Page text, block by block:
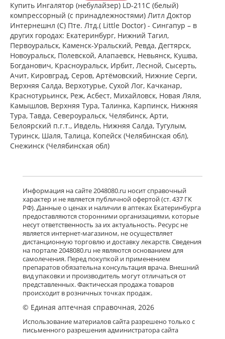
Купить Ингалятор (небулайзер) LD-211C (белый)
компрессорный (с принадлежностями) Литл Доктор
Интернешнл (С) Пте. Лтд.( Little Doctor) - Сингапур – в
других городах: Екатеринбург, Нижний Тагил,
Первоуральск, Каменск-Уральский, Ревда, Дегтярск,
Новоуральск, Полевской, Алапаевск, Невьянск, Кушва,
Богданович, Красноуральск, Ирбит, Лесной, Сысерть,
Ачит, Кировград, Серов, Артёмовский, Нижние Cерги,
Верхняя Салда, Верхотурье, Сухой Лог, Качканар,
Краснотурьинск, Реж, Асбест, Михайловск, Новая Ляля,
Камышлов, Верхняя Тура, Талинка, Карпинск, Нижняя
Тура, Тавда, Североуральск, Челябинск, Арти,
Белоярский п.г.т., Ивдель, Нижняя Салда, Тугулым,
Туринск, Шаля, Талица, Копейск (Челябинская обл),
Снежинск (Челябинская обл)
Информация на сайте 2048080.ru носит справочный
характер и не является публичной офертой (ст. 437 ГК
РФ). Данные о ценах и наличии в аптеках Екатеринбурга
предоставляются сторонними организациями, которые
несут ответственность за их актуальность. Ресурс не
является интернет-магазином, не осуществляет
дистанционную торговлю и доставку лекарств. Сведения
на портале 2048080.ru не являются основанием для
самолечения. Перед покупкой и применением
препаратов обязательна консультация врача. Внешний
вид упаковки и производитель могут отличаться от
представленных. Фактическая продажа товаров
происходит в розничных точках продаж.
© Единая аптечная справочная, 2026
Использование материалов сайта разрешено только с
письменного разрешения администратора сайта